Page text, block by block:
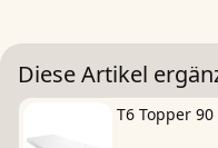
Diese Artikel
T6 Topper